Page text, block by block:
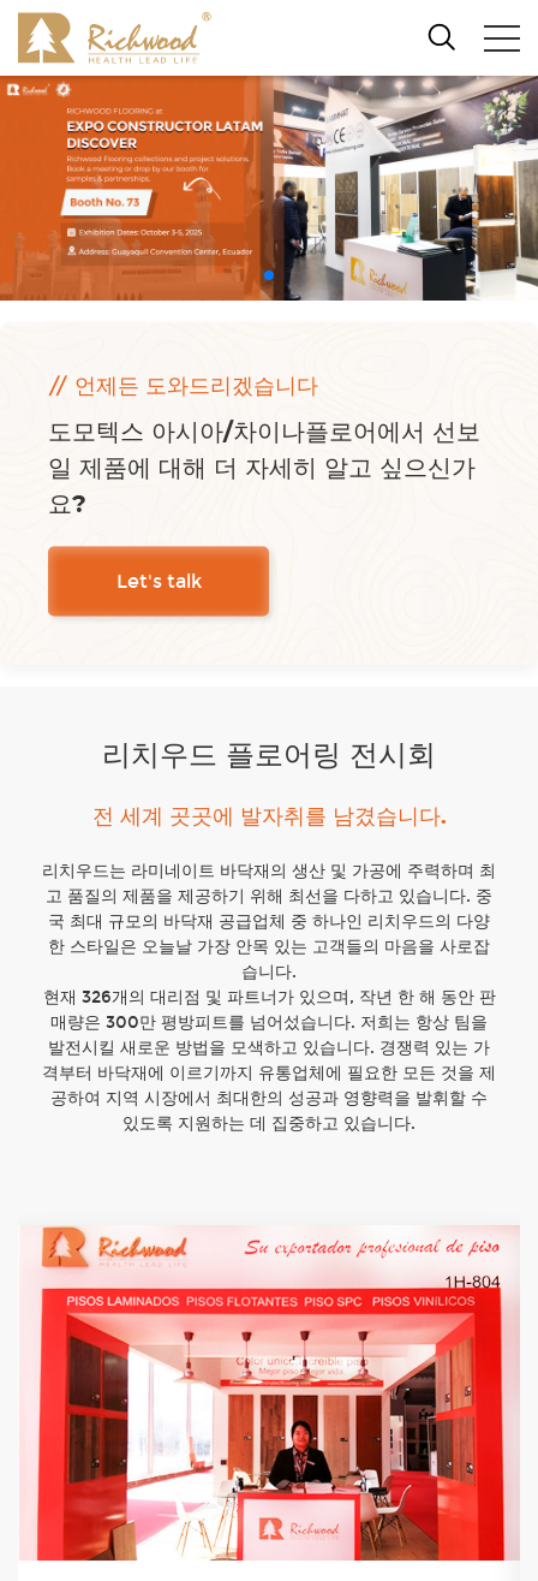
// 언제든 도와드리겠습니다
도모텍스 아시아/차이나플로어에서 선보
일 제품에 대해 더 자세히 알고 싶으신가
요?
Let's talk
리치우드 플로어링 전시회
전 세계 곳곳에 발자취를 남겼습니다.
리치우드는 라미네이트 바닥재의 생산 및 가공에 주력하며 최
고 품질의 제품을 제공하기 위해 최선을 다하고 있습니다. 중
국 최대 규모의 바닥재 공급업체 중 하나인 리치우드의 다양
한 스타일은 오늘날 가장 안목 있는 고객들의 마음을 사로잡
습니다.
현재 326개의 대리점 및 파트너가 있으며, 작년 한 해 동안 판
매량은 300만 평방피트를 넘어섰습니다. 저희는 항상 팀을
발전시킬 새로운 방법을 모색하고 있습니다. 경쟁력 있는 가
격부터 바닥재에 이르기까지 유통업체에 필요한 모든 것을 제
공하여 지역 시장에서 최대한의 성공과 영향력을 발휘할 수
있도록 지원하는 데 집중하고 있습니다.